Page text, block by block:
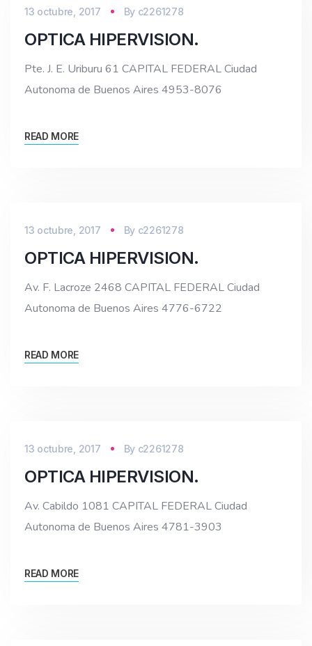
13 octubre, 2017 By c2261278
OPTICA HIPERVISION.
Pte. J. E. Uriburu 61 CAPITAL FEDERAL Ciudad
Autonoma de Buenos Aires 4953-8076
READ MORE
13 octubre, 2017 By c2261278
OPTICA HIPERVISION.
Av. F. Lacroze 2468 CAPITAL FEDERAL Ciudad
Autonoma de Buenos Aires 4776-6722
READ MORE
13 octubre, 2017 By c2261278
OPTICA HIPERVISION.
Av. Cabildo 1081 CAPITAL FEDERAL Ciudad
Autonoma de Buenos Aires 4781-3903
READ MORE